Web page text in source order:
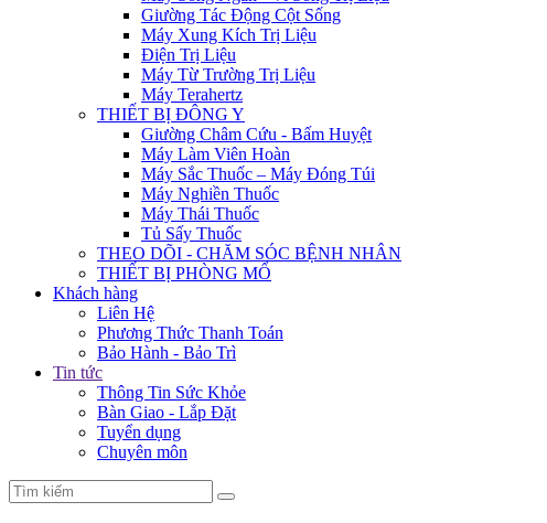
Giường Tác Động Cột Sống
Máy Xung Kích Trị Liệu
Điện Trị Liệu
Máy Từ Trường Trị Liệu
Máy Terahertz
THIẾT BỊ ĐÔNG Y
Giường Châm Cứu - Bấm Huyệt
Máy Làm Viên Hoàn
Máy Sắc Thuốc – Máy Đóng Túi
Máy Nghiền Thuốc
Máy Thái Thuốc
Tủ Sấy Thuốc
THEO DÕI - CHĂM SÓC BỆNH NHÂN
THIẾT BỊ PHÒNG MỔ
Khách hàng
Liên Hệ
Phương Thức Thanh Toán
Bảo Hành - Bảo Trì
Tin tức
Thông Tin Sức Khỏe
Bàn Giao - Lắp Đặt
Tuyển dụng
Chuyên môn